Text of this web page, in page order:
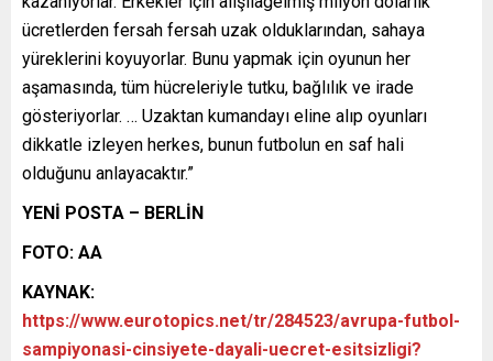
ücretlerden fersah fersah uzak olduklarından, sahaya
yüreklerini koyuyorlar. Bunu yapmak için oyunun her
aşamasında, tüm hücreleriyle tutku, bağlılık ve irade
gösteriyorlar. … Uzaktan kumandayı eline alıp oyunları
dikkatle izleyen herkes, bunun futbolun en saf hali
olduğunu anlayacaktır.”
YENİ POSTA – BERLİN
FOTO: AA
KAYNAK:
https://www.eurotopics.net/tr/284523/avrupa-futbol-
sampiyonasi-cinsiyete-dayali-uecret-esitsizligi?